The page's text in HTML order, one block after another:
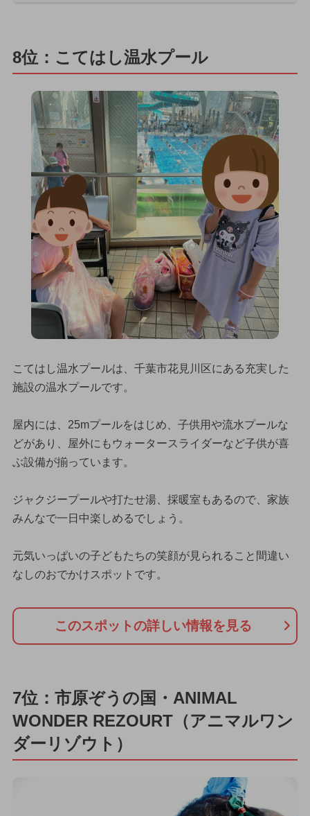
8位：こてはし温水プール
こてはし温水プールは、千葉市花見川区にある充実した
施設の温水プールです。
屋内には、25mプールをはじめ、子供用や流水プールな
どがあり、屋外にもウォータースライダーなど子供が喜
ぶ設備が揃っています。
ジャクジープールや打たせ湯、採暖室もあるので、家族
みんなで一日中楽しめるでしょう。
元気いっぱいの子どもたちの笑顔が見られること間違い
なしのおでかけスポットです。
このスポットの詳しい情報を見る
7位：市原ぞうの国・ANIMAL
WONDER REZOURT（アニマルワン
ダーリゾウト）